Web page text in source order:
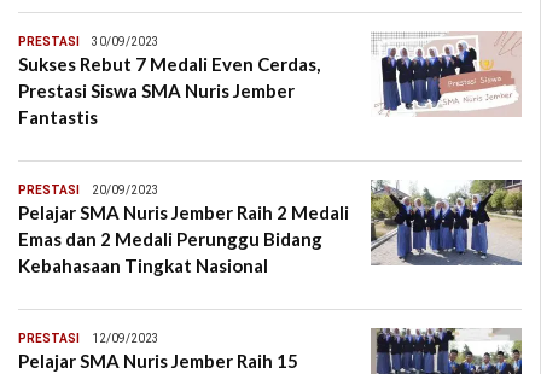
PRESTASI 30/09/2023
Sukses Rebut 7 Medali Even Cerdas,
Prestasi Siswa SMA Nuris Jember
Fantastis
PRESTASI 20/09/2023
Pelajar SMA Nuris Jember Raih 2 Medali
Emas dan 2 Medali Perunggu Bidang
Kebahasaan Tingkat Nasional
PRESTASI 12/09/2023
Pelajar SMA Nuris Jember Raih 15